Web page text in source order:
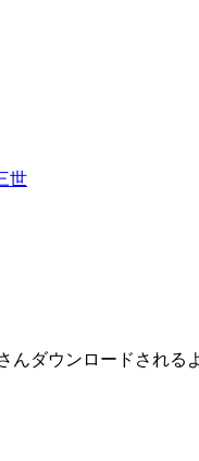
世
ダウンロードされる